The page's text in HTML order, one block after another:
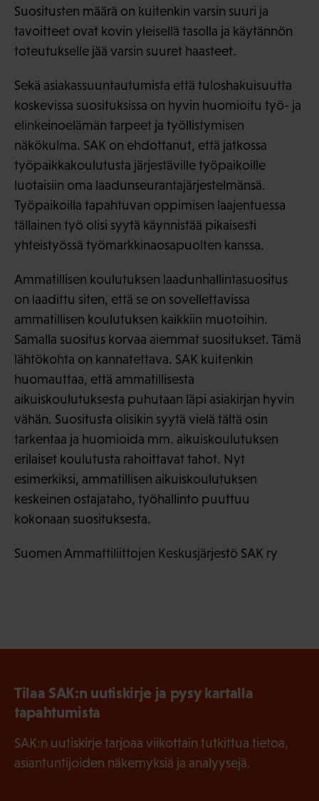
Suositusten määrä on kuitenkin varsin suuri ja
tavoitteet ovat kovin yleisellä tasolla ja käytännön
toteutukselle jää varsin suuret haasteet.
Sekä asiakassuuntautumista että tuloshakuisuutta
koskevissa suosituksissa on hyvin huomioitu työ- ja
elinkeinoelämän tarpeet ja työllistymisen
näkökulma. SAK on ehdottanut, että jatkossa
työpaikkakoulutusta järjestäville työpaikoille
luotaisiin oma laadunseurantajärjestelmänsä.
Työpaikoilla tapahtuvan oppimisen laajentuessa
tällainen työ olisi syytä käynnistää pikaisesti
yhteistyössä työmarkkinaosapuolten kanssa.
Ammatillisen koulutuksen laadunhallintasuositus
on laadittu siten, että se on sovellettavissa
ammatillisen koulutuksen kaikkiin muotoihin.
Samalla suositus korvaa aiemmat suositukset. Tämä
lähtökohta on kannatettava. SAK kuitenkin
huomauttaa, että ammatillisesta
aikuiskoulutuksesta puhutaan läpi asiakirjan hyvin
vähän. Suositusta olisikin syytä vielä tältä osin
tarkentaa ja huomioida mm. aikuiskoulutuksen
erilaiset koulutusta rahoittavat tahot. Nyt
esimerkiksi, ammatillisen aikuiskoulutuksen
keskeinen ostajataho, työhallinto puuttuu
kokonaan suosituksesta.
Suomen Ammattiliittojen Keskusjärjestö SAK ry
Tilaa SAK:n uutiskirje ja pysy kartalla
tapahtumista
SAK:n uutiskirje tarjoaa viikottain tutkittua tietoa,
asiantuntijoiden näkemyksiä ja analyysejä.